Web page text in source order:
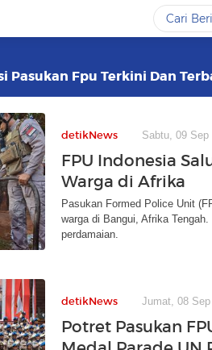
Pasukan Fpu Terkini Dan
detikNews Sabtu, 09 Sep
FPU Indonesia
Warga di Afrika
Pasukan Formed Police Unit
warga di Bangui, Afrika
perdamaian.
detikNews Jumat, 08
Potret Pasukan